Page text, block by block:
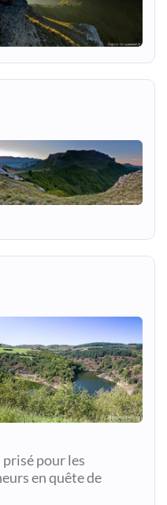
pour les
en quête de